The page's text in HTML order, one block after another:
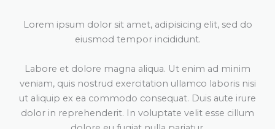
Lorem ipsum dolor sit amet, adipisicing elit, sed do
eiusmod tempor incididunt.
Labore et dolore magna aliqua. Ut enim ad minim
veniam, quis nostrud exercitation ullamco laboris nisi
ut aliquip ex ea commodo consequat. Duis aute irure
dolor in reprehenderit. In voluptate velit esse cillum